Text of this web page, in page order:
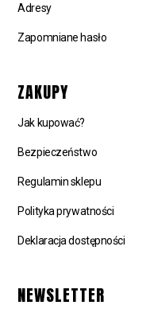
Adresy
Zapomniane hasło
ZAKUPY
Jak kupować?
Bezpieczeństwo
Regulamin sklepu
Polityka prywatności
Deklaracja dostępności
NEWSLETTER